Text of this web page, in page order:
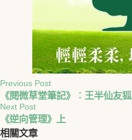
Previous Post
《閱微草堂筆記》︰王半仙友狐
Next Post
《逆向管理》上
相關文章